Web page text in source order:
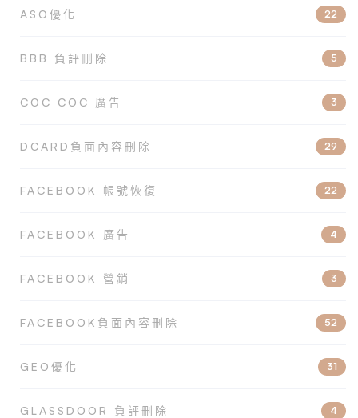
ASO優化 22
BBB 負評刪除 5
COC COC 廣告 3
DCARD負面內容刪除 29
FACEBOOK 帳號恢復 22
FACEBOOK 廣告 4
FACEBOOK 營銷 3
FACEBOOK負面內容刪除 52
GEO優化 31
GLASSDOOR 負評刪除 4